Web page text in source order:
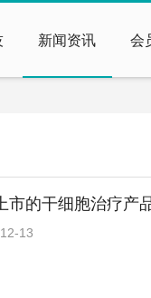
新闻资讯 会
市的干细胞治疗产
13